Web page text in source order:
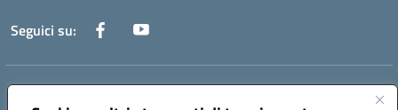
Seguici su:
Indirizzo: